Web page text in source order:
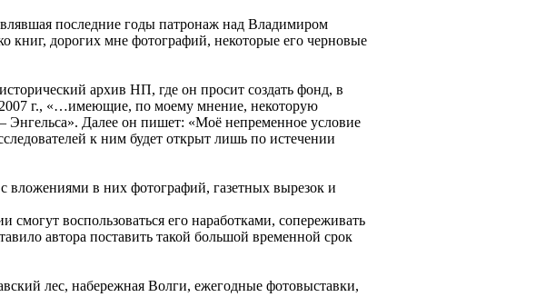
последние годы патронаж над Владимиром
книг, дорогих мне фотографий, некоторые его черновые
архив НП, где он просит создать фонд, в
г., «…имеющие, по моему мнение, некоторую
Энгельса». Далее он пишет: «Моё непременное условие
к ним будет открыт лишь по истечении
вложениями в них фотографий, газетных вырезок и
воспользоваться его наработками, сопереживать
автора поставить такой большой временной срок
лес, набережная Волги, ежегодные фотовыставки,